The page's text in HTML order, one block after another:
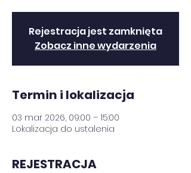
Rejestracja jest zamknięta
Zobacz inne wydarzenia
Termin i lokalizacja
03 mar 2026, 09:00 – 15:00
Lokalizacja do ustalenia
REJESTRACJA